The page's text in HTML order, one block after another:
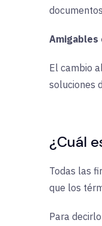
El cambio
soluciones
¿Cuál
Todas las
que los
Para